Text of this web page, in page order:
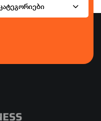
კატეგორიები